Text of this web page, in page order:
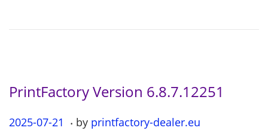
PrintFactory Version 6.8.7.12251
P
2025-07-21 2. by printfactory-dealer.eu